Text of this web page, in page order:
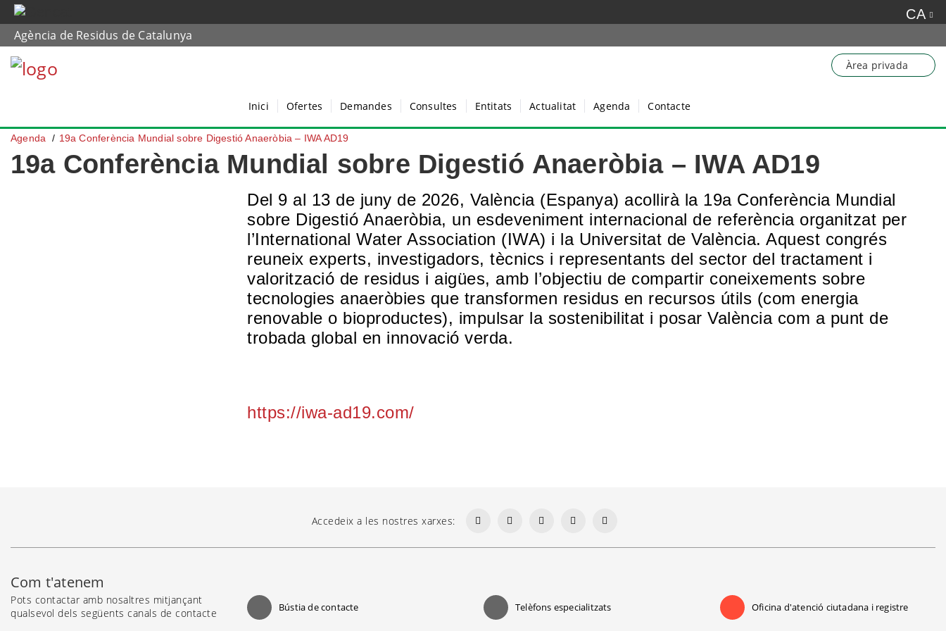
CA
Agència de Residus de Catalunya
Inici Ofertes Demandes Consultes Entitats Actualitat Agenda Contacte
Àrea privada
Agenda 19a Conferència Mundial sobre Digestió Anaeròbia – IWA AD19
19a Conferència Mundial sobre Digestió Anaeròbia – IWA AD19
Del 9 al 13 de juny de 2026, València (Espanya) acollirà la 19a Conferència Mundial
sobre Digestió Anaeròbia, un esdeveniment internacional de referència organitzat per
l’International Water Association (IWA) i la Universitat de València. Aquest congrés
reuneix experts, investigadors, tècnics i representants del sector del tractament i
valorització de residus i aigües, amb l’objectiu de compartir coneixements sobre
tecnologies anaeròbies que transformen residus en recursos útils (com energia
renovable o bioproductes), impulsar la sostenibilitat i posar València com a punt de
trobada global en innovació verda.
https://iwa-ad19.com/
Accedeix a les nostres xarxes:
Com t'atenem
Pots contactar amb nosaltres mitjançant
qualsevol dels següents canals de contacte
Bústia de contacte Telèfons especialitzats Oficina d'atenció ciutadana i registre